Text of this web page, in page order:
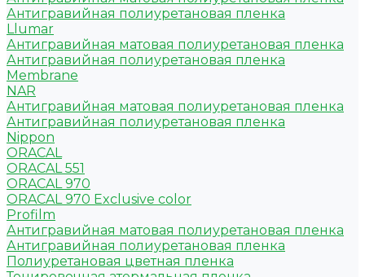
Антигравийная полиуретановая пленка
Llumar
Антигравийная матовая полиуретановая пленка
Антигравийная полиуретановая пленка
Membrane
NAR
Антигравийная матовая полиуретановая пленка
Антигравийная полиуретановая пленка
Nippon
ORACAL
ORACAL 551
ORACAL 970
ORACAL 970 Exclusive color
Profilm
Антигравийная матовая полиуретановая пленка
Антигравийная полиуретановая пленка
Полиуретановая цветная пленка